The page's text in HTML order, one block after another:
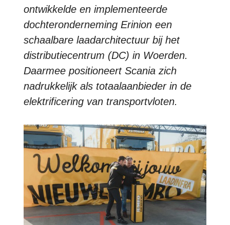
ontwikkelde en implementeerde
dochteronderneming Erinion een
schaalbare laadarchitectuur bij het
distributiecentrum (DC) in Woerden.
Daarmee positioneert Scania zich
nadrukkelijk als totaalaanbieder in de
elektrificering van transportvloten.